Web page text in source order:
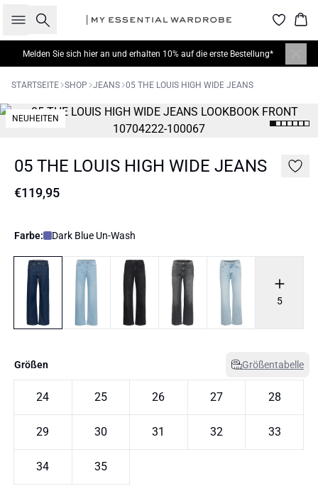
Suche
Melden Sie sich hieran und erhalten 10% auf die erste Bestellung*
STARTSEITE SHOP JEANS 05 THE LOUIS HIGH WIDE JEANS
NEUHEITEN
05 THE LOUIS HIGH WIDE JEANS
€119,95
Farbe: Dark Blue Un-Wash
5
Größen Größentabelle
24 25 26 27 28
29 30 31 32 33
34 35